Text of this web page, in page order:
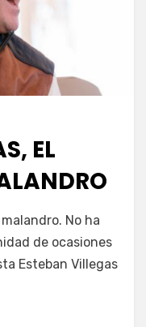
EL
No ha
de ocasiones
Esteban Villegas